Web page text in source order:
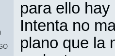
para ello
Intenta no
plano que la